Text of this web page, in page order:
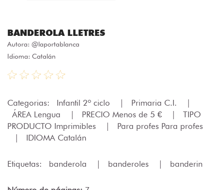
BANDEROLA LLETRES
Autora: @laportablanca
Idioma: Catalán
Categorias: Infantil 2º ciclo Primaria C.I.
ÁREA Lengua
PRECIO Menos de 5 €
TIPO
PRODUCTO Imprimibles
Para profes Para profes
IDIOMA Catalán
Etiquetas: banderola banderoles banderin